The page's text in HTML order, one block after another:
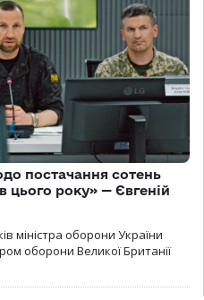
постачання сотень
цього року» — Євгеній
міністра оборони України
оборони Великої Британії